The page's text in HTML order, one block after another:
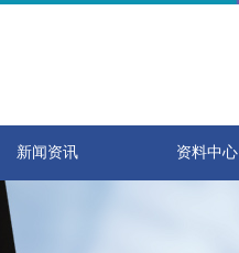
新闻资讯 资料中心